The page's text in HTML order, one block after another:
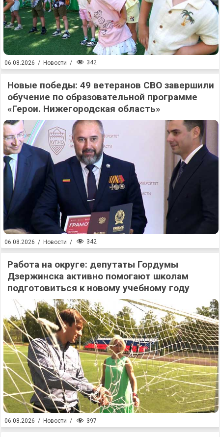
06.08.2026 / Новости / 342
Новые победы: 49 ветеранов СВО завершили
обучение по образовательной программе
«Герои. Нижегородская область»
06.08.2026 / Новости / 342
Работа на округе: депутаты Гордумы
Дзержинска активно помогают школам
подготовиться к новому учебному году
06.08.2026 / Новости / 397